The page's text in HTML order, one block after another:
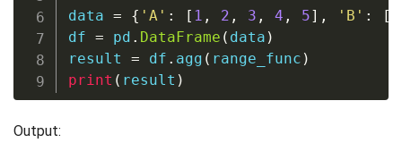
data = { 'A' : [ 1 , 2 , 3 , 4 , 5] , 'B' : [
df = pd . DataFrame ( data )
result = df . agg ( range_func )
print ( result )
Output: